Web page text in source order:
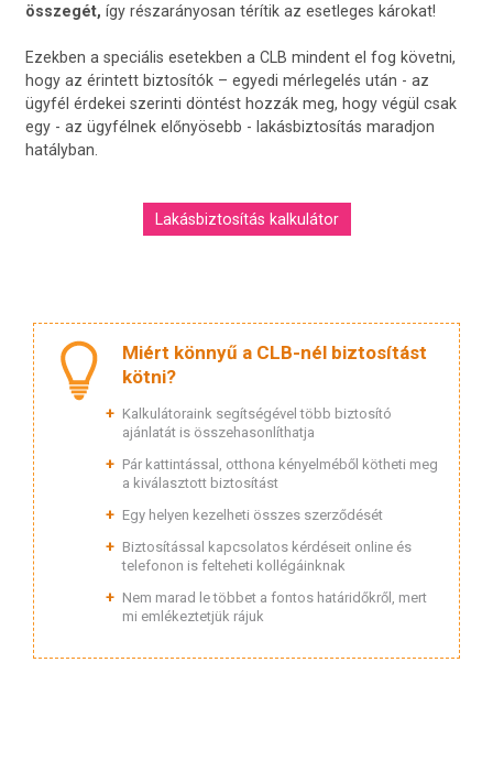
összegét, így részarányosan térítik az esetleges károkat!
Ezekben a speciális esetekben a CLB mindent el fog követni,
hogy az érintett biztosítók – egyedi mérlegelés után - az
ügyfél érdekei szerinti döntést hozzák meg, hogy végül csak
egy - az ügyfélnek előnyösebb - lakásbiztosítás maradjon
hatályban.
Lakásbiztosítás kalkulátor
Miért könnyű a CLB-nél biztosítást
kötni?
Kalkulátoraink segítségével több biztosító
ajánlatát is összehasonlíthatja
Pár kattintással, otthona kényelméből kötheti meg
a kiválasztott biztosítást
Egy helyen kezelheti összes szerződését
Biztosítással kapcsolatos kérdéseit online és
telefonon is felteheti kollégáinknak
Nem marad le többet a fontos határidőkről, mert
mi emlékeztetjük rájuk